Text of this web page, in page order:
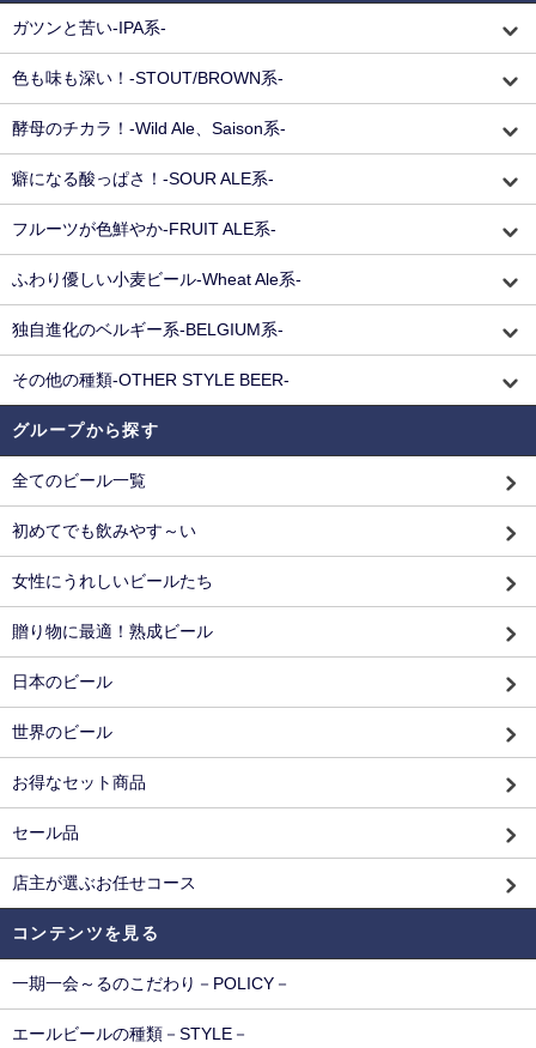
ガツンと苦い-IPA系-
色も味も深い！-STOUT/BROWN系-
酵母のチカラ！-Wild Ale、Saison系-
癖になる酸っぱさ！-SOUR ALE系-
フルーツが色鮮やか-FRUIT ALE系-
ふわり優しい小麦ビール-Wheat Ale系-
独自進化のベルギー系-BELGIUM系-
その他の種類-OTHER STYLE BEER-
グループから探す
全てのビール一覧
初めてでも飲みやす～い
女性にうれしいビールたち
贈り物に最適！熟成ビール
日本のビール
世界のビール
お得なセット商品
セール品
店主が選ぶお任せコース
コンテンツを見る
一期一会～るのこだわり－POLICY－
エールビールの種類－STYLE－